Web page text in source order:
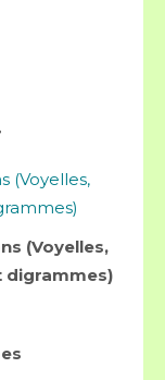
(Voyelles,
digrammes)